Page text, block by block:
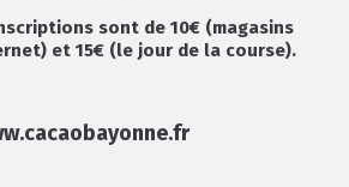
sont de 10€ (magasins
et 15€ (le jour de la course).